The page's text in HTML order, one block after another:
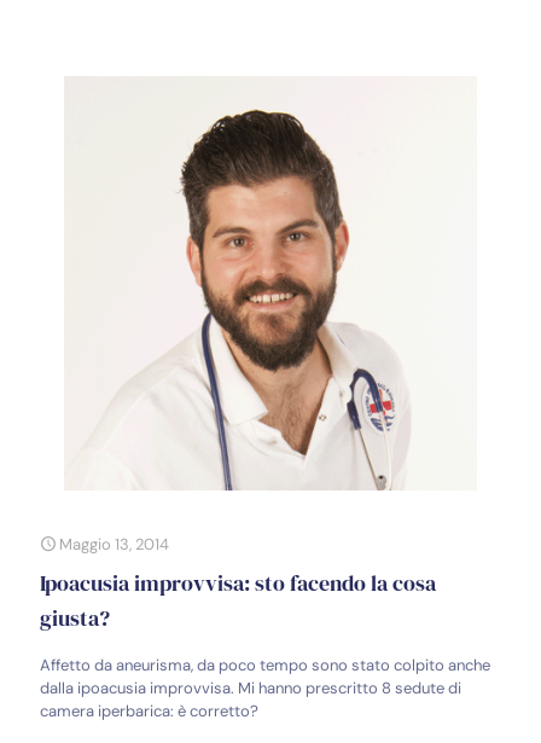
Maggio 13, 2014
Ipoacusia improvvisa: sto facendo la cosa
giusta?
Affetto da aneurisma, da poco tempo sono stato colpito anche
dalla ipoacusia improvvisa. Mi hanno prescritto 8 sedute di
camera iperbarica: è corretto?